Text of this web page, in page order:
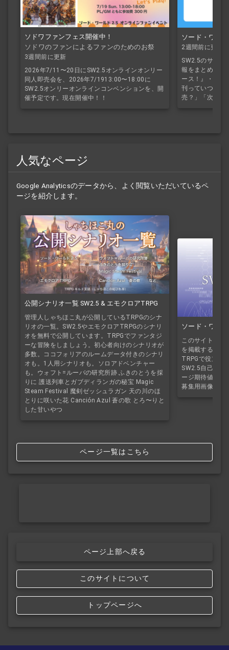
ソドワファンフェス開催中！
ソドワのファンによるファンのためのお祭
り！
3週間前に更新
2026年7/11〜20日にSW2.5オンラインオンリー
同人即売会を、2026年7/1913:00〜18:00に
SW2.5オンリーオンラインコンベンションを、開
催予定です。現在開催中！！
ソード・ワー
2週間前に更新
SW2.5のサプリ
報をまとめてい
ース！』・『マ
刊っていつ出る
売？」「次のサ
人気なページ
Google Analyticsのデータから、よく閲覧いただいているペ
ージを紹介します。
公開シナリオ一覧 SW2.5 & エモクロアTRPG
管理人しゃちほこ丸が公開しているTRPGのシナ
リオの一覧。SW2.5やエモクロアTRPGのシナリ
オを無料で公開しています。TRPGでファンタジ
ーな冒険をしましょう。初心者向けのシナリオが
多数。ココフォリアのルームデータ付きのシナリ
オも。1人用シナリオも。ソロアドベンチャー
も。ウォフト=ルーバの研究所跡 ふきのとうを採
りに 護送列車とガブディランガの秘宝 Magic
Steam Festival 魔剣ゼッシュラガン 天の川のほ
とりに咲いた花 Canción Azul 蒼の歌 とろ〜りと
した甘いやつ
ソード・ワー
このサイトで公
を掲載するペー
TRPGで役立つ
SW2.5自己紹介
ージ期待値シミ
募集用画像作成
ページ一覧はこちら
ページ上部へ戻る
このサイトについて
トップページへ